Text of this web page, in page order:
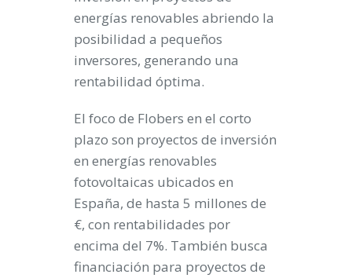
energías renovables abriendo la
posibilidad a pequeños
inversores, generando una
rentabilidad óptima.
El foco de Flobers en el corto
plazo son proyectos de inversión
en energías renovables
fotovoltaicas ubicados en
España, de hasta 5 millones de
€, con rentabilidades por
encima del 7%. También busca
financiación para proyectos de